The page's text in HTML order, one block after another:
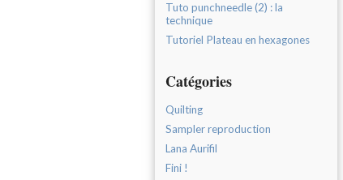
Tuto punchneedle (2) : la
technique
Tutoriel Plateau en hexagones
Catégories
Quilting
Sampler reproduction
Lana Aurifil
Fini !